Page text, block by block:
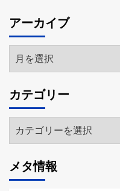
アーカイブ
ア
ー
イ
ブ
カテゴリー
テ
リ
ー
メタ情報